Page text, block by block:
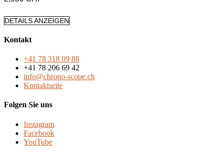
DETAILS ANZEIGEN
Kontakt
+41 78 318 09 88
+41 78 206 69 42
info@chrono-scope.ch
Kontaktseite
Folgen Sie uns
Instagram
Facebook
YouTube